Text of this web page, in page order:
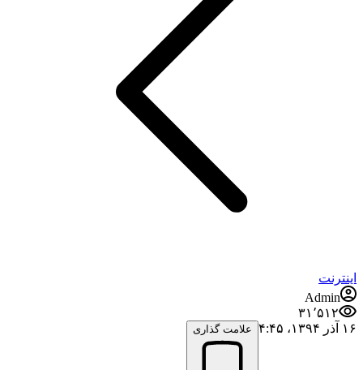
اینترنت
Admin
۳۱٬۵۱۲
۱۶ آذر ۱۳۹۴،‏ ۴:۴۵
علامت گذاری